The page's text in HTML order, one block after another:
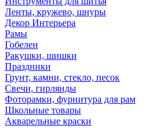
Ленты, кружево, шнуры
Декор Интерьера
Рамы
Гобелен
Ракушки, шишки
Праздники
Грунт, камни, стекло, песок
Свечи, гирлянды
Фоторамки, фурнитура для рам
Школьные товары
Акварельные краски